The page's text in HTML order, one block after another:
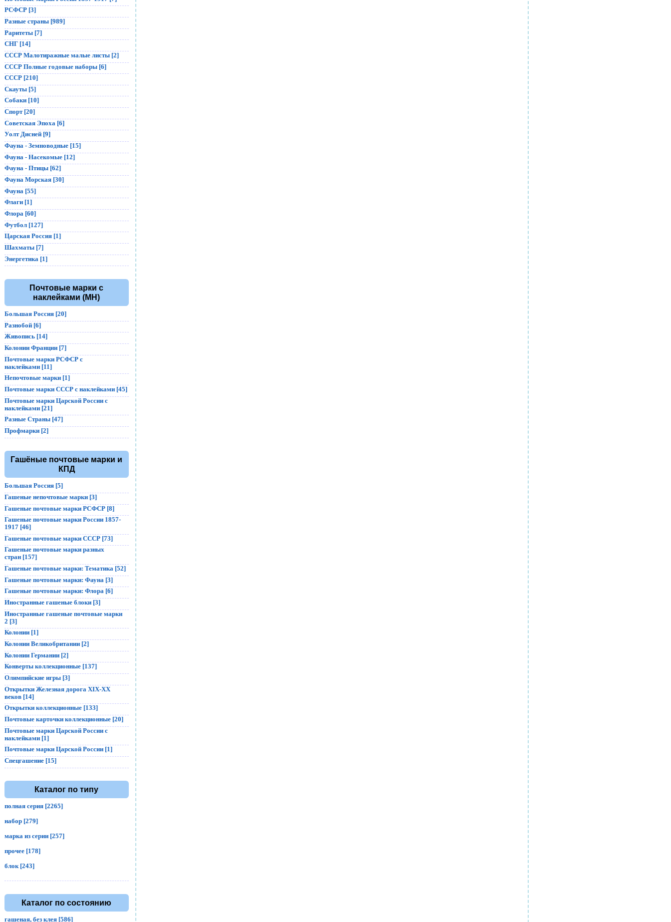
РСФСР [3]
Разные страны [989]
Раритеты [7]
СНГ [14]
СССР Малотиражные малые листы [2]
СССР Полные годовые наборы [6]
СССР [210]
Скауты [5]
Собаки [10]
Спорт [20]
Советская Эпоха [6]
Уолт Дисней [9]
Фауна - Земноводные [15]
Фауна - Насекомые [12]
Фауна - Птицы [62]
Фауна Морская [30]
Фауна [55]
Флаги [1]
Флора [60]
Футбол [127]
Царская Россия [1]
Шахматы [7]
Энергетика [1]
Почтовые марки с
наклейками (MH)
Большая Россия [20]
Разнобой [6]
Живопись [14]
Колонии Франции [7]
Почтовые марки РСФСР с
наклейками [11]
Непочтовые марки [1]
Почтовые марки СССР с наклейками [45]
Почтовые марки Царской России с
наклейками [21]
Разные Страны [47]
Профмарки [2]
Гашёные почтовые марки и
КПД
Большая Россия [5]
Гашеные непочтовые марки [3]
Гашеные почтовые марки РСФСР [8]
Гашеные почтовые марки России 1857-
1917 [46]
Гашеные почтовые марки СССР [73]
Гашеные почтовые марки разных
стран [157]
Гашеные почтовые марки: Тематика [52]
Гашеные почтовые марки: Фауна [3]
Гашеные почтовые марки: Флора [6]
Иностранные гашеные блоки [3]
Иностранные гашеные почтовые марки
2 [3]
Колонии [1]
Колонии Великобритании [2]
Колонии Германии [2]
Конверты коллекционные [137]
Олимпийские игры [3]
Открытки Железная дорога XIX-XX
веков [14]
Открытки коллекционные [133]
Почтовые карточки коллекционные [20]
Почтовые марки Царской России с
наклейками [1]
Почтовые марки Царской России [1]
Спецгашение [15]
Каталог по типу
полная серия [2265]
набор [279]
марка из серии [257]
прочее [178]
блок [243]
Каталог по состоянию
гашеная, без клея [586]